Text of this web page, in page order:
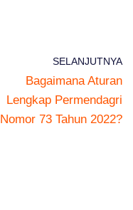
SELANJUTNYA
Bagaimana Aturan
Lengkap Permendagri
Nomor 73 Tahun 2022?